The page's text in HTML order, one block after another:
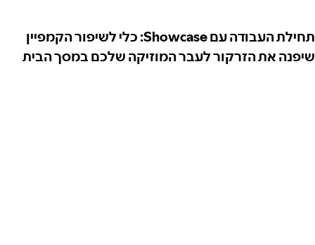
תחילת העבודה עם Showcase: כלי לשיפור הקמפיין
שיפנה את הזרקור לעבר המוזיקה שלכם במסך הבית